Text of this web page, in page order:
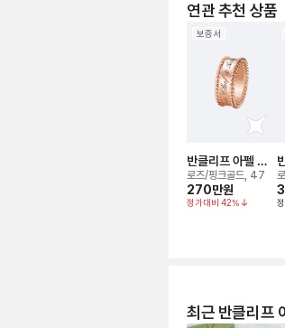
연관 추천 상품
보증서
반클리프 아펠 뻬
를리 시그니처 링
로즈/핑크골드, 47
270만원
정가대비 42%
최근 반클리프